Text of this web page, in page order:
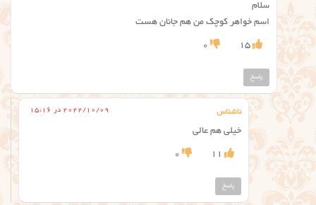
سلام
اسم خواهر کوچک من هم جانان هست
15
0
پاسخ
ناشناس 2022/10/09 در 15:16
خیلی هم عالی
11
0
پاسخ